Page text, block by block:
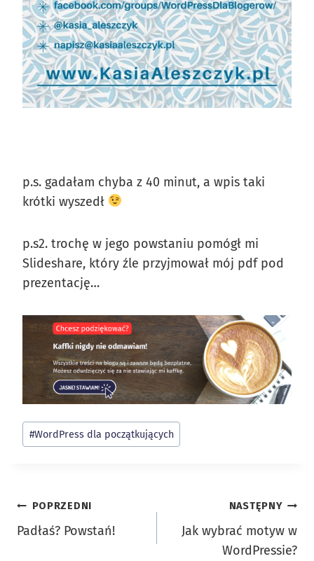
p.s. gadałam chyba z 40 minut, a wpis taki
krótki wyszedł
p.s2. trochę w jego powstaniu pomógł mi
Slideshare, który źle przyjmował mój pdf pod
prezentację…
Tagi
wpisu:
#WordPress dla początkujących
Nawigacja
wpisu
POPRZEDNI
Padłaś? Powstań!
NASTĘPNY
Jak wybrać motyw w
WordPressie?